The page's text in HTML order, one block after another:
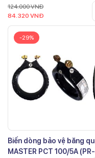
124.000VNĐ
84.320 VNĐ
-29%
Biến dòng bảo vệ băng
MASTER PCT 100/5A